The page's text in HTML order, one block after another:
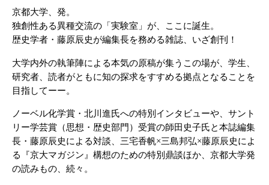
京都大学、発。
独創性ある異種交流の「実験室」が、ここに誕生。
歴史学者・藤原辰史が編集長を務める雑誌、いざ創刊！
大学内外の執筆陣による本気の原稿が集うこの場が、学生、
研究者、読者がともに知の探求をすすめる拠点となることを
目指してーー。
ノーベル化学賞・北川進氏への特別インタビューや、サント
リー学芸賞（思想・歴史部門）受賞の師田史子氏と本誌編集
長・藤原辰史による対談、三宅香帆×三島邦弘×藤原辰史によ
る『京大マガジン』構想のための特別鼎談ほか、京都大学発
の読みもの、続々。